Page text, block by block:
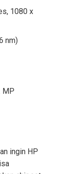
1080 x
nm)
MP
ingin HP